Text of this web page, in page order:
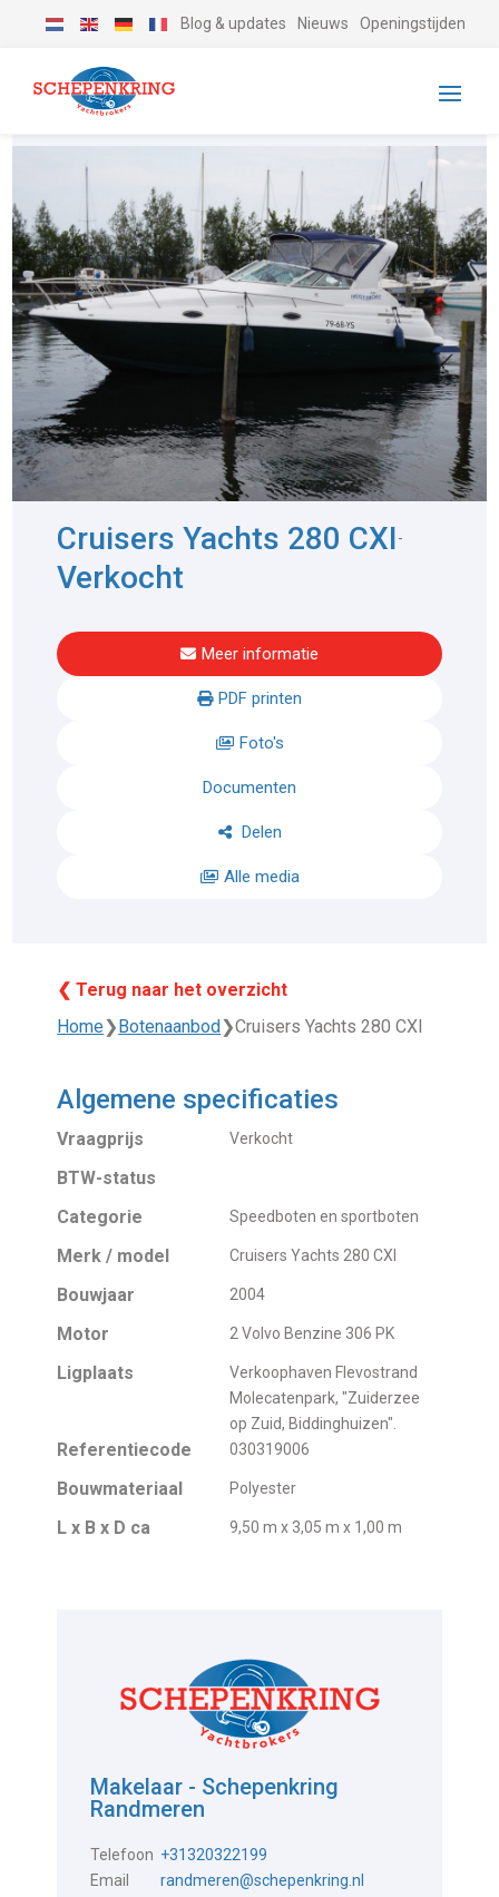
Blog & updates Nieuws Openingstijden
Cruisers Yachts 280 CXI-
Verkocht
Meer informatie
PDF printen
Foto's
Documenten
Delen
Alle media
❮ Terug naar het overzicht
Home❯Botenaanbod❯Cruisers Yachts 280 CXI
Algemene specificaties
Vraagprijs Verkocht
BTW-status
Categorie
Speedboten en sportboten
Merk / model Cruisers Yachts 280 CXI
Bouwjaar 2004
Motor 2 Volvo Benzine 306 PK
Ligplaats
Verkoophaven Flevostrand
Molecatenpark, "Zuiderzee
op Zuid, Biddinghuizen".
Referentiecode 030319006
Bouwmateriaal Polyester
L x B x D ca 9,50 m x 3,05 m x 1,00 m
Makelaar - Schepenkring
Randmeren
Telefoon +31320322199
Email
randmeren@schepenkring.nl